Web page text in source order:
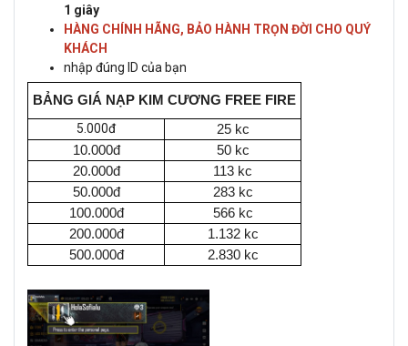
1 giây
HÀNG CHÍNH HÃNG, BẢO HÀNH TRỌN ĐỜI CHO QUÝ
KHÁCH
nhập đúng ID của bạn
BẢNG GIÁ NẠP KIM CƯƠNG FREE FIRE
5.000đ
25 kc
10.000đ
50 kc
20.000đ
113 kc
50.000đ
283 kc
100.000đ
566 kc
200.000đ
1.132 kc
500.000đ
2.830 kc